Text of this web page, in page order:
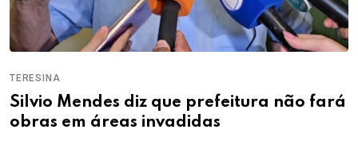
diz que prefeitura não fará
invadidas
Pedro